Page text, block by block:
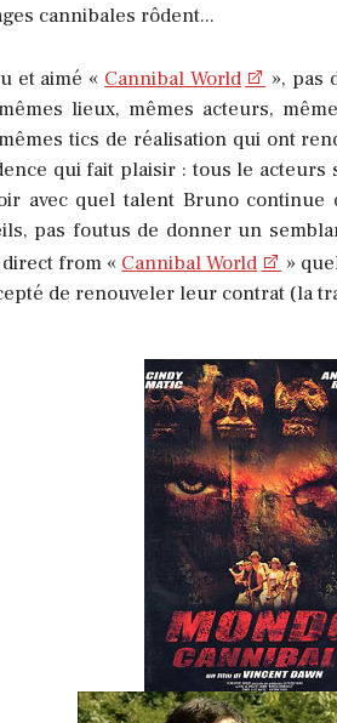
cannibales rôdent...
et aimé « Cannibal World
», pas
lieux, mêmes acteurs,
tics de réalisation qui ont
qui fait plaisir : tous le
avec quel talent Bruno
pas foutus de donner un
from « Cannibal World
»
de renouveler leur contrat (la